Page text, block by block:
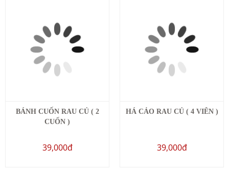
BÁNH CUỐN RAU CỦ ( 2
CUỐN )
39,000đ
HÁ CẢO RAU CỦ ( 4 VIÊN )
39,000đ